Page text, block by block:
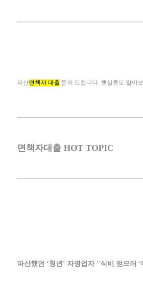
파산면책자 대출 문의 드립니다. 햇살론도 알아
면책자대출 HOT TOPIC
파산했던 ‘청년’ 자영업자 "식비 얻으러